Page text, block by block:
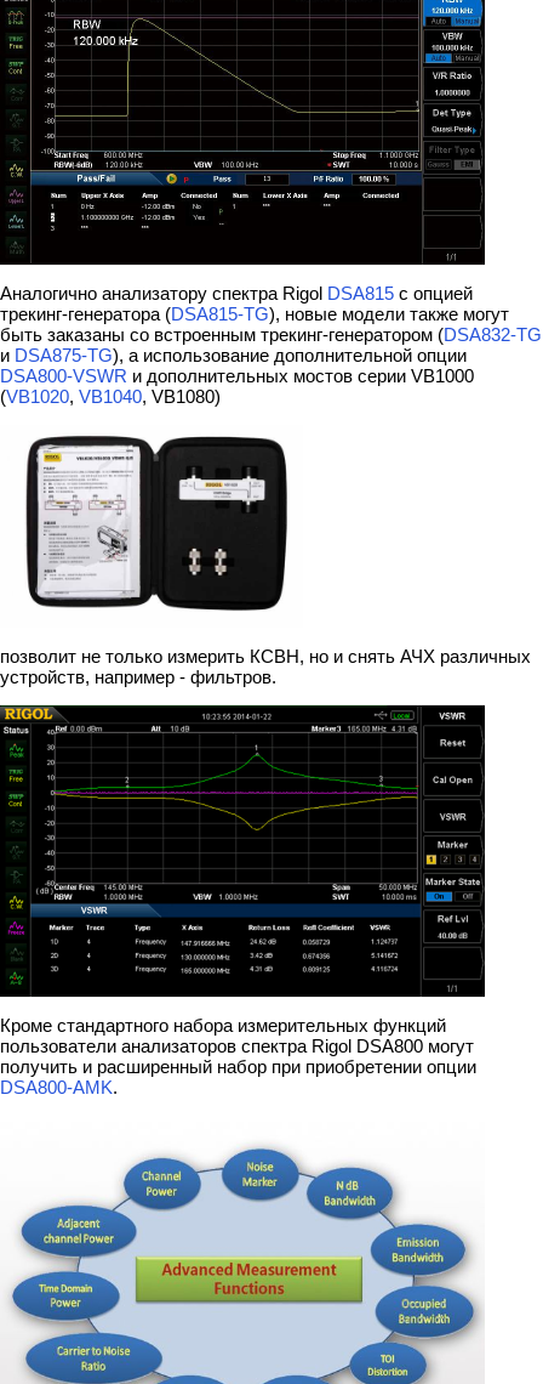
Аналогично анализатору спектра Rigol DSA815 с опцией
трекинг-генератора (DSA815-TG), новые модели также могут
быть заказаны со встроенным трекинг-генератором (DSA832-TG
и DSA875-TG), а использование дополнительной опции
DSA800-VSWR и дополнительных мостов серии VB1000
(VB1020, VB1040, VB1080)
позволит не только измерить КСВН, но и снять АЧХ различных
устройств, например - фильтров.
Кроме стандартного набора измерительных функций
пользователи анализаторов спектра Rigol DSA800 могут
получить и расширенный набор при приобретении опции
DSA800-AMK.